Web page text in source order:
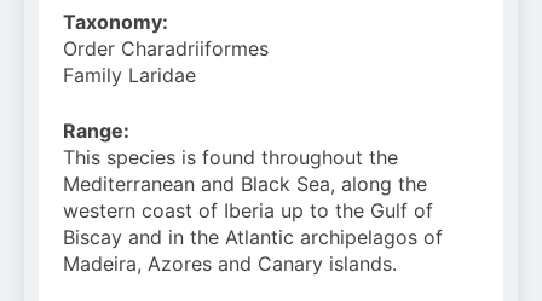
Taxonomy:
Order Charadriiformes
Family Laridae
Range:
This species is found throughout the
Mediterranean and Black Sea, along the
western coast of Iberia up to the Gulf of
Biscay and in the Atlantic archipelagos of
Madeira, Azores and Canary islands.